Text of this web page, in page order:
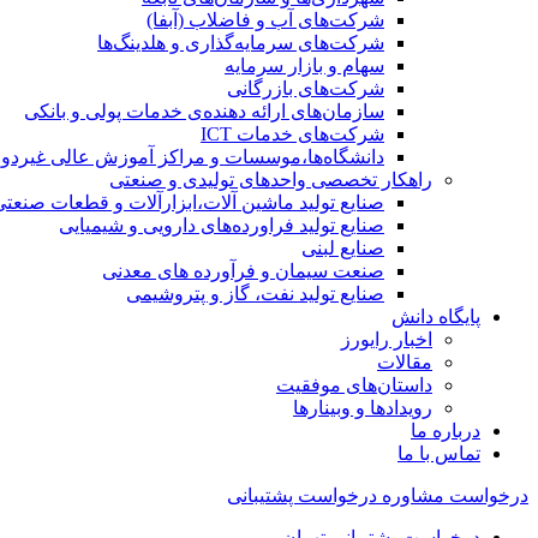
شرکت‌های آب و فاضلاب (آبفا)
شرکت‌های سرمایه‌گذاری و هلدینگ‌ها
سهام و بازار سرمایه
شرکت‌های بازرگانی
سازمان‌های ارائه دهنده‌ی خدمات پولی و بانکی
شرکت‌های خدمات ICT
دانشگاه‌ها،موسسات و مراکز آموزش عالی
راهکار تخصصی واحدهای تولیدی و صنعتی
صنایع توليد ماشين آلات،ابزارآلات و قطعات
صنایع تولید فراورده‌های دارویی و شیمیایی
صنایع لبنی
صنعت سیمان و فرآورده های معدنی
صنایع تولید نفت، گاز و پتروشيمی
پایگاه دانش
اخبار رایورز
مقالات
داستان‌های موفقیت
رویدادها و وبینارها
درباره ما
تماس با ما
درخواست مشاوره درخواست پشتیبانی